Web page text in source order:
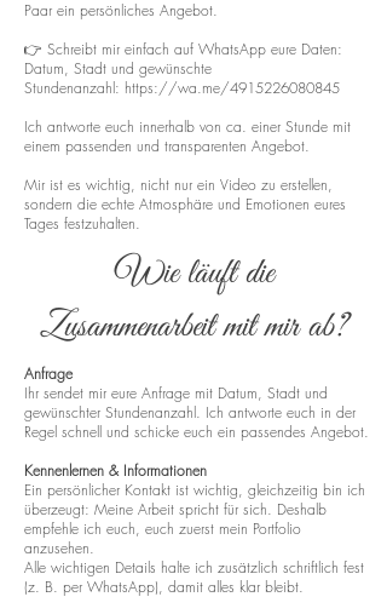
Paar ein persönliches Angebot.
👉 Schreibt mir einfach auf WhatsApp eure Daten:
Datum, Stadt und gewünschte
Stundenanzahl: https://wa.me/4915226080845
Ich antworte euch innerhalb von ca. einer Stunde mit
einem passenden und transparenten Angebot.
Mir ist es wichtig, nicht nur ein Video zu erstellen,
sondern die echte Atmosphäre und Emotionen eures
Tages festzuhalten.
Wie läuft die
Zusammenarbeit mit mir ab?
Anfrage
Ihr sendet mir eure Anfrage mit Datum, Stadt und
gewünschter Stundenanzahl. Ich antworte euch in der
Regel schnell und schicke euch ein passendes Angebot.
Kennenlernen & Informationen
Ein persönlicher Kontakt ist wichtig, gleichzeitig bin ich
überzeugt: Meine Arbeit spricht für sich. Deshalb
empfehle ich euch, euch zuerst mein Portfolio
anzusehen.
Alle wichtigen Details halte ich zusätzlich schriftlich fest
(z. B. per WhatsApp), damit alles klar bleibt.